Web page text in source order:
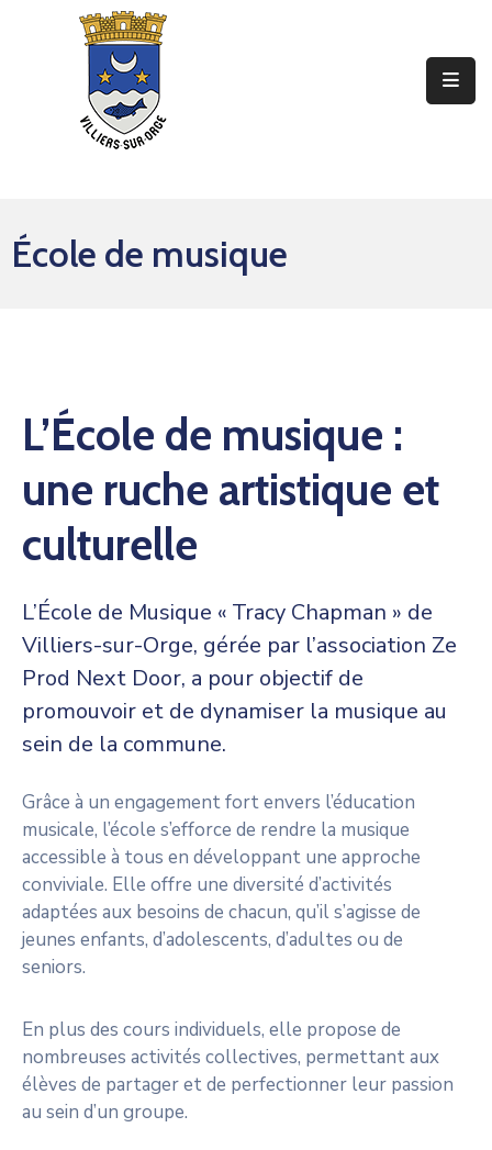
Mes
École de musique
L’École de musique :
une ruche artistique et
culturelle
L’École de Musique « Tracy Chapman » de
Villiers-sur-Orge, gérée par l’association Ze
Prod Next Door, a pour objectif de
promouvoir et de dynamiser la musique au
sein de la commune.
Grâce à un engagement fort envers l’éducation
musicale, l’école s’efforce de rendre la musique
accessible à tous en développant une approche
conviviale. Elle offre une diversité d’activités
adaptées aux besoins de chacun, qu’il s’agisse de
jeunes enfants, d’adolescents, d’adultes ou de
seniors.
En plus des cours individuels, elle propose de
nombreuses activités collectives, permettant aux
élèves de partager et de perfectionner leur passion
au sein d’un groupe.